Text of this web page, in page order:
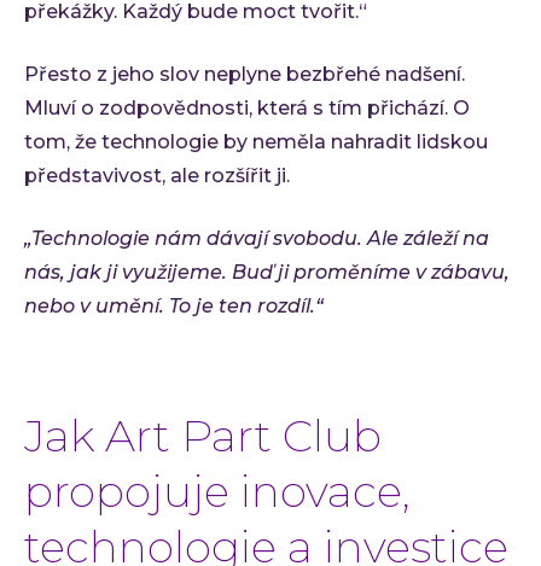
překážky. Každý bude moct tvořit.“
Přesto z jeho slov neplyne bezbřehé nadšení.
Mluví o zodpovědnosti, která s tím přichází. O
tom, že technologie by neměla nahradit lidskou
představivost, ale rozšířit ji.
„Technologie nám dávají svobodu. Ale záleží na
nás, jak ji využijeme. Buď ji proměníme v zábavu,
nebo v umění. To je ten rozdíl.“
Jak Art Part Club
propojuje inovace,
technologie a investice